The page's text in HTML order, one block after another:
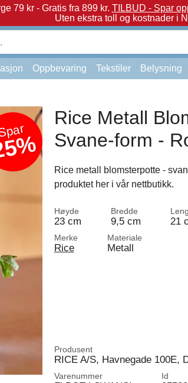
79 kr - Gratis fra 899 kr. TILBUD - Spar
Uten ekstra toll og kostnader i
Oppbevaring Tekstiler Belysning
Rice Metall
Svane-form -
Rice metall blomsterpotte -
produktet her i vår nettbutikk.
Høyde
23 cm
Bredde
9,5 cm 21
Merke
Rice
Materiale
Metall
Produsent
RICE A/S, Havnegade 100E,
Varenummer Id